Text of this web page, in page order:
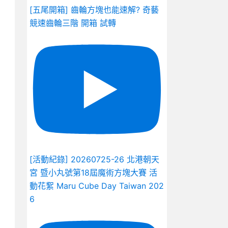
[五尾開箱] 齒輪方塊也能速解? 奇藝
競速齒輪三階 開箱 試轉
[活動紀錄] 20260725-26 北港朝天
宮 暨小丸號第18屆魔術方塊大賽 活
動花絮 Maru Cube Day Taiwan 202
6